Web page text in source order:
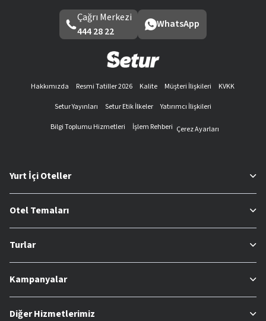
Çağrı Merkezi
444 28 22
WhatsApp
Hakkımızda Resmi Tatiller 2026 Kalite Müşteri İlişkileri
KVKK
Setur Yayınları
Setur Etik İlkeler
Yatırımcı İlişkileri
Bilgi Toplumu Hizmetleri
İşlem Rehberi Çerez Ayarları
Yurt İçi Oteller
Otel Temaları
Turlar
Kampanyalar
Diğer Hizmetlerimiz